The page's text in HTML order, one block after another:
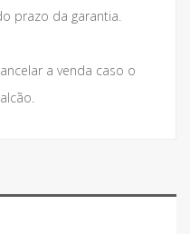
prazo da garantia.
a venda caso o